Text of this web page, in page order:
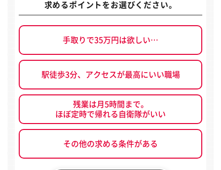
求めるポイントをお選びください。
手取りで35万円は欲しい…
駅徒歩3分、アクセスが最高にいい職場
残業は月5時間まで。
ほぼ定時で帰れる自衛隊がいい
その他の求める条件がある